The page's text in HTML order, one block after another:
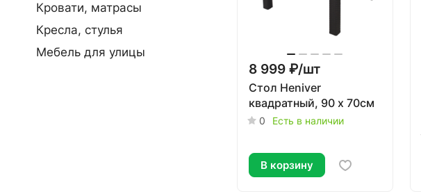
8 999 ₽/шт
Стол Heniver
квадратный, 90 x 70см
0 Есть в наличии
В корзину
Кровати, матрасы
Кресла, стулья
Мебель для улицы